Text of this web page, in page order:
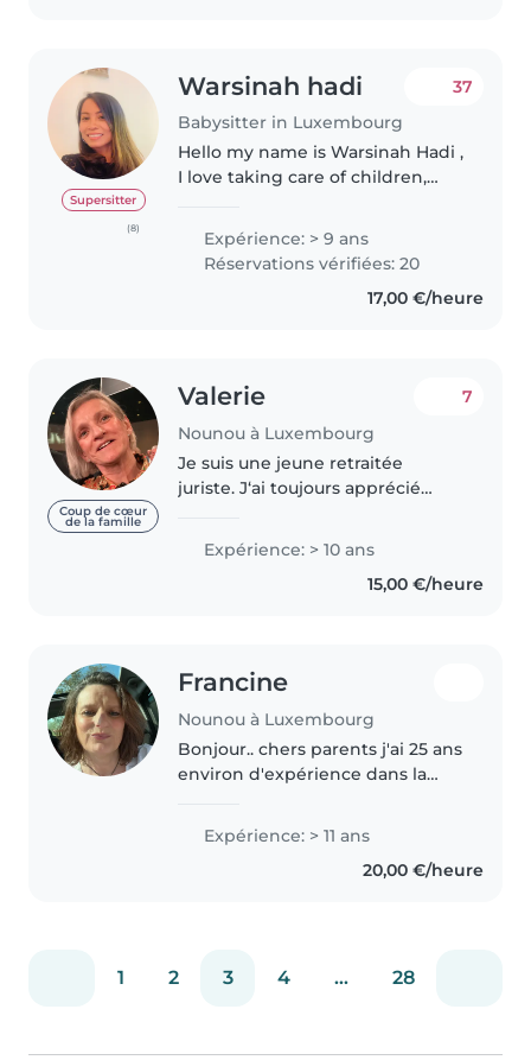
Supersitter
(8)
Warsinah hadi
Babysitter in Luxembourg
37
Hello my name is Warsinah Hadi ,
I love taking care of children,
responsible, organised, helpful &
dynamic. I have more than 14 yrs
Expérience: > 9 ans
Réservations vérifiées: 20
17,00 €/heure
Coup de cœur
de la famille
Valerie
Nounou à Luxembourg
7
Je suis une jeune retraitée
juriste. J‘ai toujours apprécié
d‘apprentissage. Je suis une
personne attentive et disponible
, veillant au bien-être et à..
Expérience: > 10 ans
15,00 €/heure
Francine
Nounou à Luxembourg
Bonjour.. chers parents j'ai 25 ans
environ d'expérience dans la
petits et grands.. après 10 ans
comme assistante maternelle, je
Expérience: > 11 ans
20,00 €/heure
1 2 3 4 ... 28